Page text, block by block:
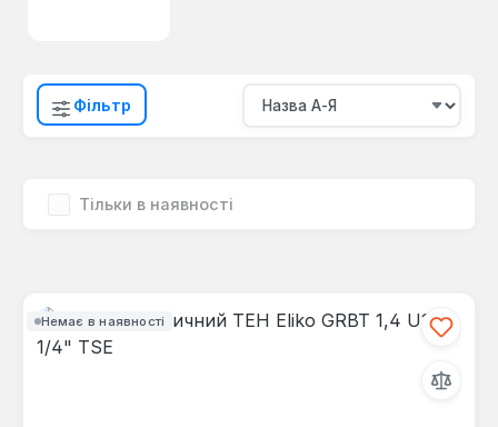
Фільтр
Тільки в наявності
Немає в наявності